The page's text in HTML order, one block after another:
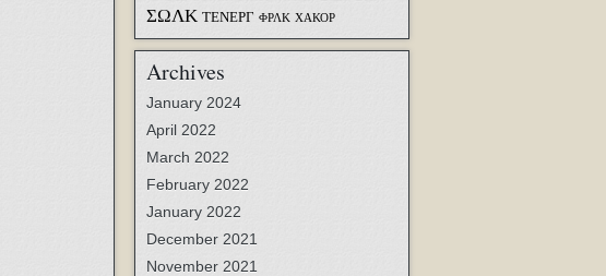
ΣΩΛΚ ΤΕΝΕΡΓ ΦΡΛΚ ΧΑΚΟΡ
Archives
January 2024
April 2022
March 2022
February 2022
January 2022
December 2021
November 2021